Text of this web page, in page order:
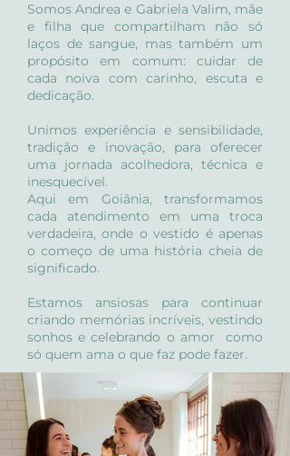
Somos Andrea e Gabriela Valim, mãe
e filha que compartilham não só
laços de sangue, mas também um
propósito em comum: cuidar de
cada noiva com carinho, escuta e
dedicação.
Unimos experiência e sensibilidade,
tradição e inovação, para oferecer
uma jornada acolhedora, técnica e
inesquecível.
Aqui em Goiânia, transformamos
cada atendimento em uma troca
verdadeira, onde o vestido é apenas
o começo de uma história cheia de
significado.
Estamos ansiosas para continuar
criando memórias incríveis, vestindo
sonhos e celebrando o amor como
só quem ama o que faz pode fazer.